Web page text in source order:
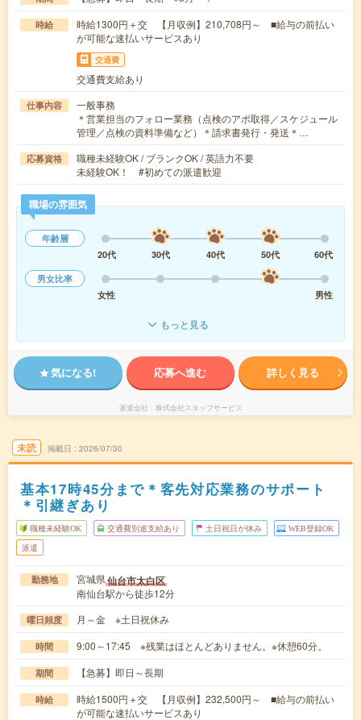
時給
時給1300円＋交 【月収例】210,708円～ ■給与の前払い
が可能な速払いサービスあり
交通費
交通費支給あり
仕事内容
一般事務
＊営業担当のフォロー業務（点検のアポ取得／スケジュール
管理／点検の資料準備など）＊請求書発行・発送＊…
応募資格
職種未経験OK / ブランクOK / 英語力不要
未経験OK！ #初めての派遣歓迎
職場の雰囲気
年齢層
20代
30代 40代 50代
60代
男女比率
女性
男性
もっと見る
気になる! 応募へ進む 詳しく見る
派遣会社 株式会社スタッフサービス
未読 掲載日 2026/07/30
基本17時45分まで＊客先対応業務のサポート
＊引継ぎあり
職種未経験OK 交通費別途支給あり 土日祝日が休み WEB登録OK
派遣
勤務地 宮城県仙台市太白区
南仙台駅から徒歩12分
曜日頻度 月～金 ※土日祝休み
時間 9:00～17:45 ※残業はほとんどありません。※休憩60分。
期間 【急募】即日～長期
時給
時給1500円＋交 【月収例】232,500円～ ■給与の前払い
が可能な速払いサービスあり